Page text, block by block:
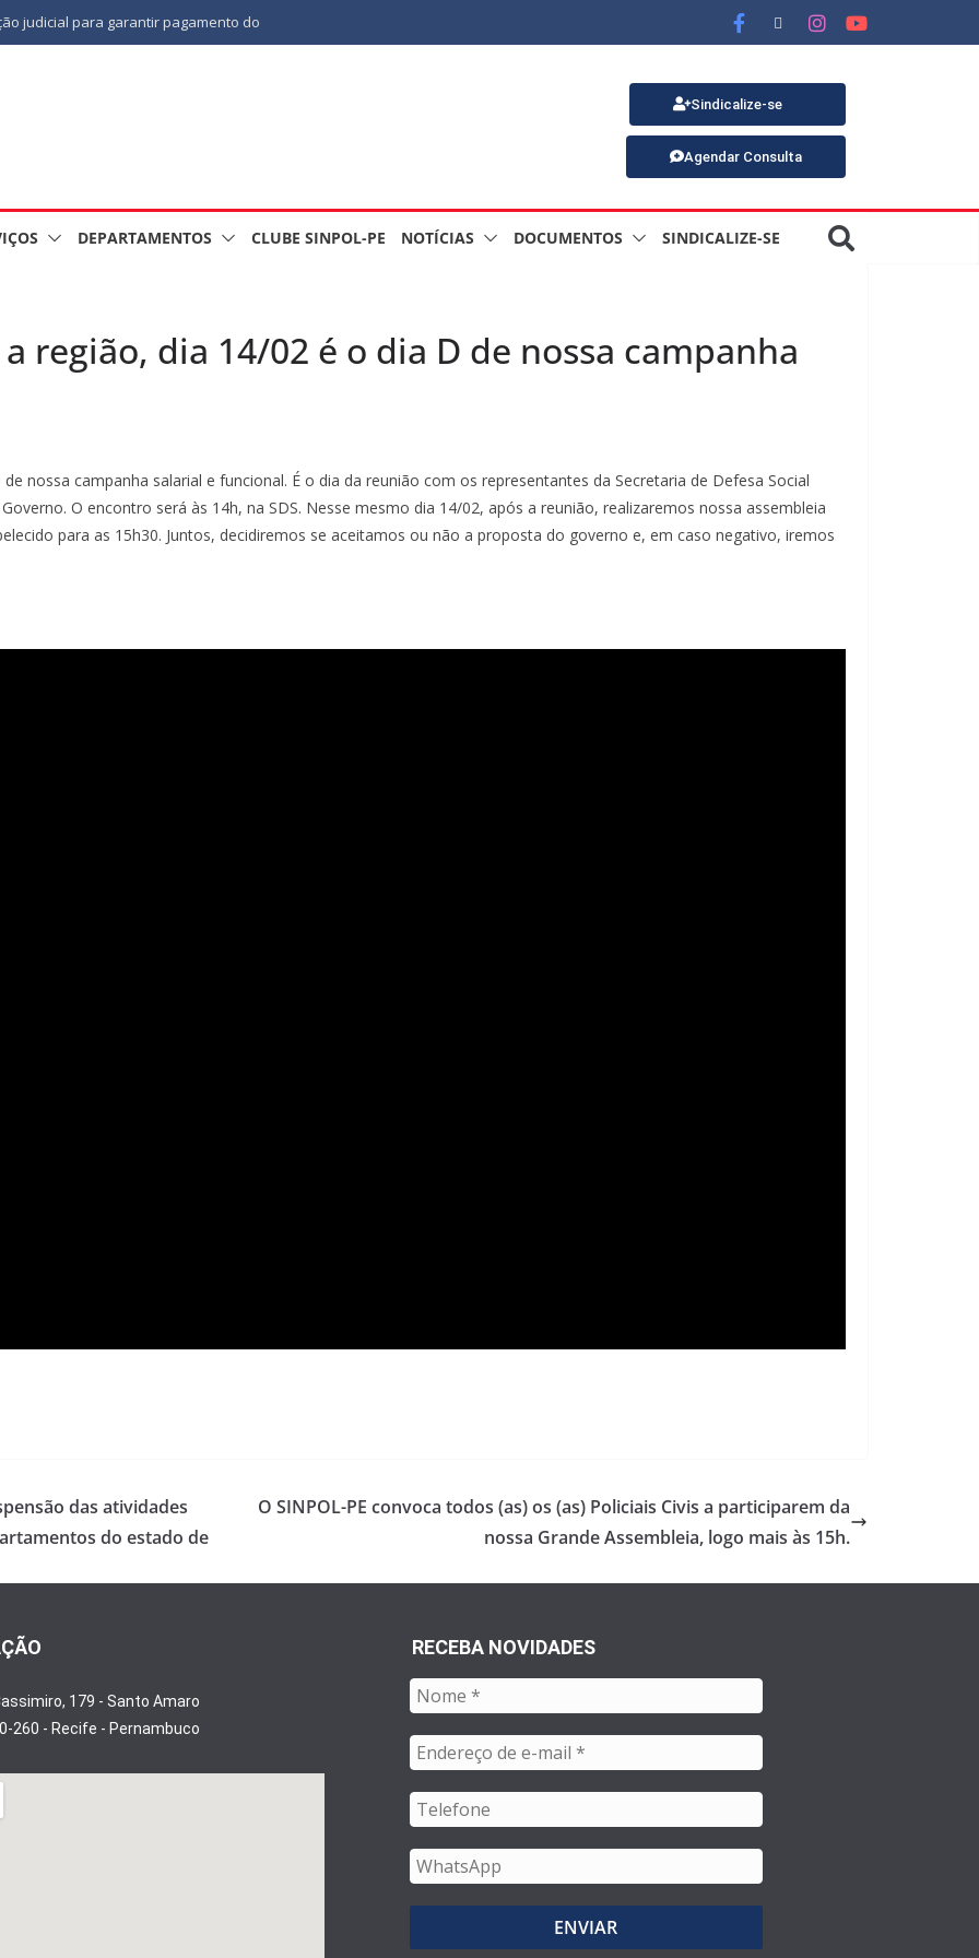
judicial para garantir pagamento do
Sindicalize-se
Agendar Consulta
DEPARTAMENTOS CLUBE SINPOL-PE NOTÍCIAS DOCUMENTOS SINDICALIZE-SE
região, dia 14/02 é o dia D de nossa campanha
nossa campanha salarial e funcional. É o dia da reunião com os representantes da Secretaria de Defesa Social
O encontro será às 14h, na SDS. Nesse mesmo dia 14/02, após a reunião, realizaremos nossa assembleia
para as 15h30. Juntos, decidiremos se aceitamos ou não a proposta do governo e, em caso negativo, iremos
das atividades
do estado de
O SINPOL-PE convoca todos (as) os (as) Policiais Civis a participarem da
nossa Grande Assembleia, logo mais às 15h.
179 - Santo Amaro
260 - Recife - Pernambuco
RECEBA NOVIDADES